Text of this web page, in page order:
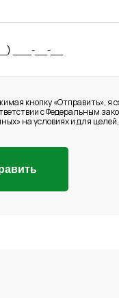
кнопку «Отправить», я
с Федеральным
на условиях и для